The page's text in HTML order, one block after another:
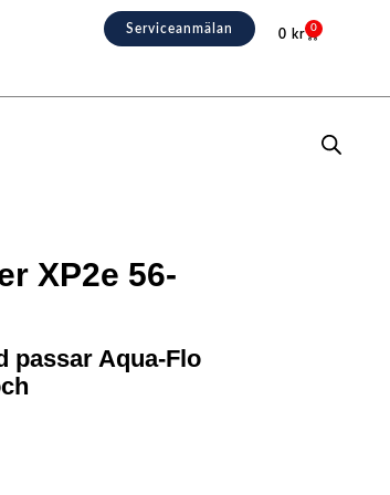
0 kr 0
Varukorg
Serviceanmälan
XP2e 56-
passar Aqua-Flo